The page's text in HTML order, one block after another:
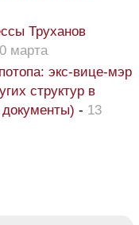
Труханов
марта
экс-вице-мэр
структур в
- 13